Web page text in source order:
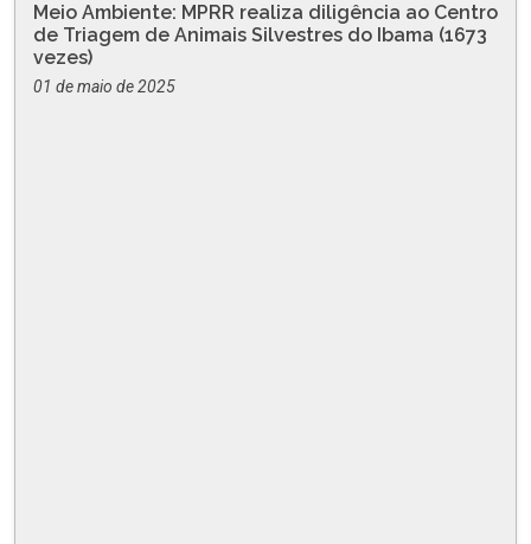
Meio Ambiente: MPRR realiza diligência ao Centro
de Triagem de Animais Silvestres do Ibama (1673
vezes)
01 de maio de 2025